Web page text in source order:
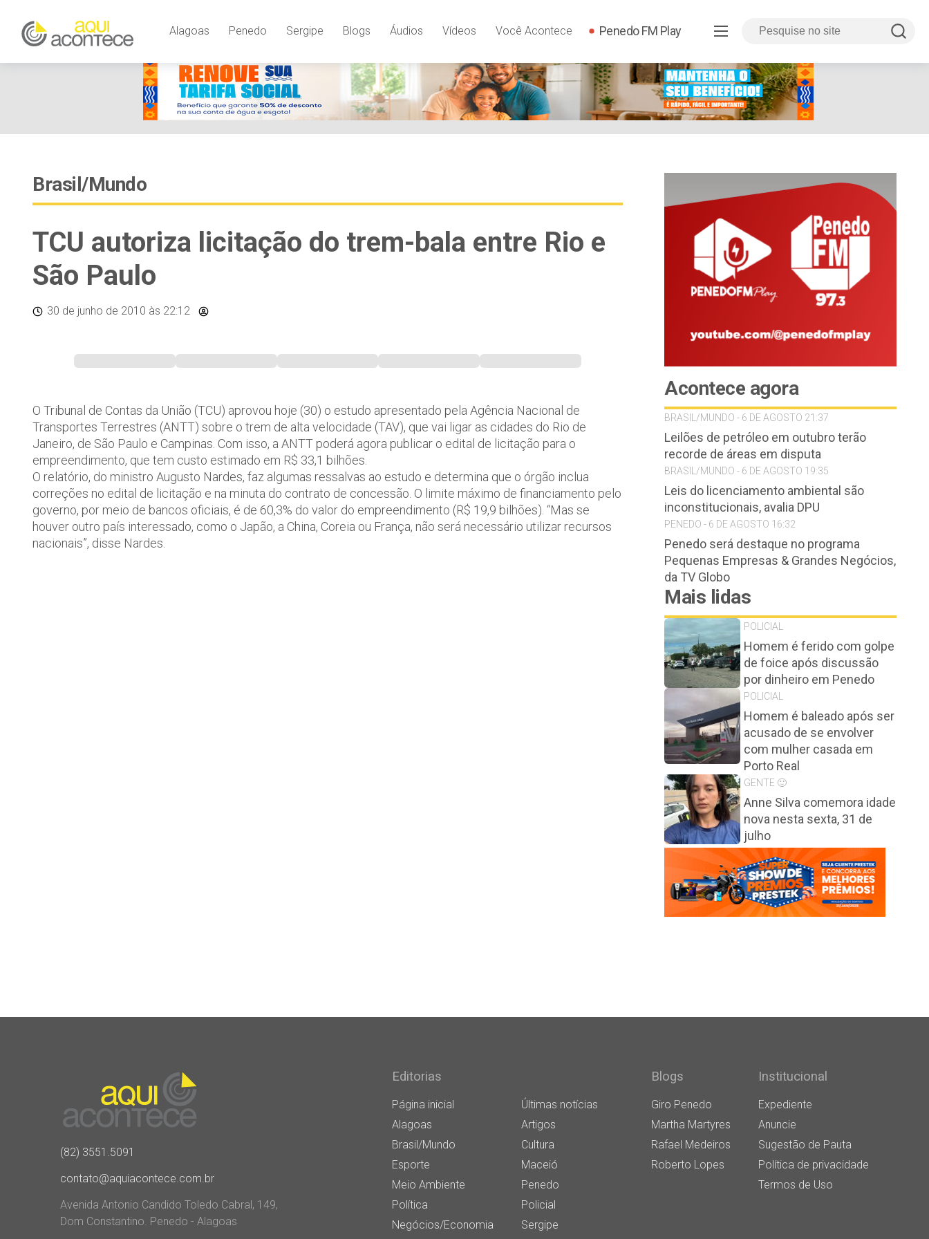
Alagoas Penedo Sergipe Blogs Áudios Vídeos Você Acontece Penedo FM Play
Brasil/Mundo
TCU autoriza licitação do trem-bala entre Rio e
São Paulo
30 de junho de 2010 às 22:12
O Tribunal de Contas da União (TCU) aprovou hoje (30) o estudo apresentado pela Agência Nacional de
Transportes Terrestres (ANTT) sobre o trem de alta velocidade (TAV), que vai ligar as cidades do Rio de
Janeiro, de São Paulo e Campinas. Com isso, a ANTT poderá agora publicar o edital de licitação para o
empreendimento, que tem custo estimado em R$ 33,1 bilhões.
O relatório, do ministro Augusto Nardes, faz algumas ressalvas ao estudo e determina que o órgão inclua
correções no edital de licitação e na minuta do contrato de concessão. O limite máximo de financiamento pelo
governo, por meio de bancos oficiais, é de 60,3% do valor do empreendimento (R$ 19,9 bilhões). “Mas se
houver outro país interessado, como o Japão, a China, Coreia ou França, não será necessário utilizar recursos
nacionais”, disse Nardes.
Acontece agora
BRASIL/MUNDO - 6 DE AGOSTO 21:37
Leilões de petróleo em outubro terão
recorde de áreas em disputa
BRASIL/MUNDO - 6 DE AGOSTO 19:35
Leis do licenciamento ambiental são
inconstitucionais, avalia DPU
PENEDO - 6 DE AGOSTO 16:32
Penedo será destaque no programa
Pequenas Empresas & Grandes Negócios,
da TV Globo
Mais lidas
POLICIAL
Homem é ferido com golpe
de foice após discussão
por dinheiro em Penedo
POLICIAL
Homem é baleado após ser
acusado de se envolver
com mulher casada em
Porto Real
GENTE 🙂
Anne Silva comemora idade
nova nesta sexta, 31 de
julho
(82) 3551.5091
contato@aquiacontece.com.br
Avenida Antonio Candido Toledo Cabral, 149,
Dom Constantino. Penedo - Alagoas
Editorias
Página inicial
Últimas notícias
Alagoas
Artigos
Brasil/Mundo
Cultura
Esporte
Maceió
Meio Ambiente
Penedo
Política
Policial
Negócios/Economia
Sergipe
Blogs
Giro Penedo
Martha Martyres
Rafael Medeiros
Roberto Lopes
Institucional
Expediente
Anuncie
Sugestão de Pauta
Política de privacidade
Termos de Uso